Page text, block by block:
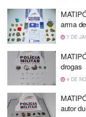
arma
7 DE
drogas
4 DE
autor